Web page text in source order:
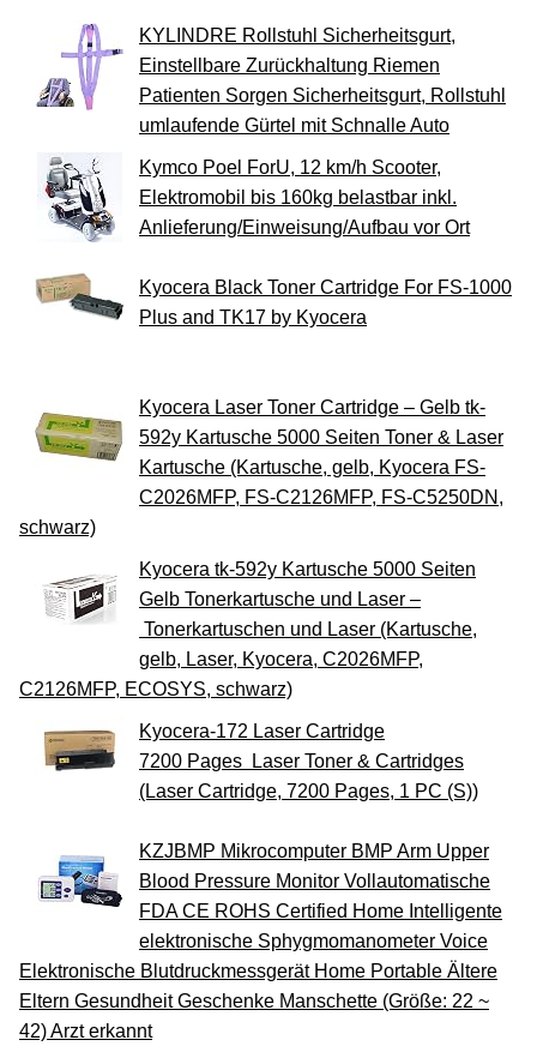
KYLINDRE Rollstuhl Sicherheitsgurt,
Einstellbare Zurückhaltung Riemen
Patienten Sorgen Sicherheitsgurt, Rollstuhl
umlaufende Gürtel mit Schnalle Auto
Kymco Poel ForU, 12 km/h Scooter,
Elektromobil bis 160kg belastbar inkl.
Anlieferung/Einweisung/Aufbau vor Ort
Kyocera Black Toner Cartridge For FS-1000
Plus and TK17 by Kyocera
Kyocera Laser Toner Cartridge – Gelb tk-
592y Kartusche 5000 Seiten Toner & Laser
Kartusche (Kartusche, gelb, Kyocera FS-
C2026MFP, FS-C2126MFP, FS-C5250DN,
schwarz)
Kyocera tk-592y Kartusche 5000 Seiten
Gelb Tonerkartusche und Laser –
Tonerkartuschen und Laser (Kartusche,
gelb, Laser, Kyocera, C2026MFP,
C2126MFP, ECOSYS, schwarz)
Kyocera-172 Laser Cartridge
7200 Pages Laser Toner & Cartridges
(Laser Cartridge, 7200 Pages, 1 PC (S))
KZJBMP Mikrocomputer BMP Arm Upper
Blood Pressure Monitor Vollautomatische
FDA CE ROHS Certified Home Intelligente
elektronische Sphygmomanometer Voice
Elektronische Blutdruckmessgerät Home Portable Ältere
Eltern Gesundheit Geschenke Manschette (Größe: 22 ~
42) Arzt erkannt